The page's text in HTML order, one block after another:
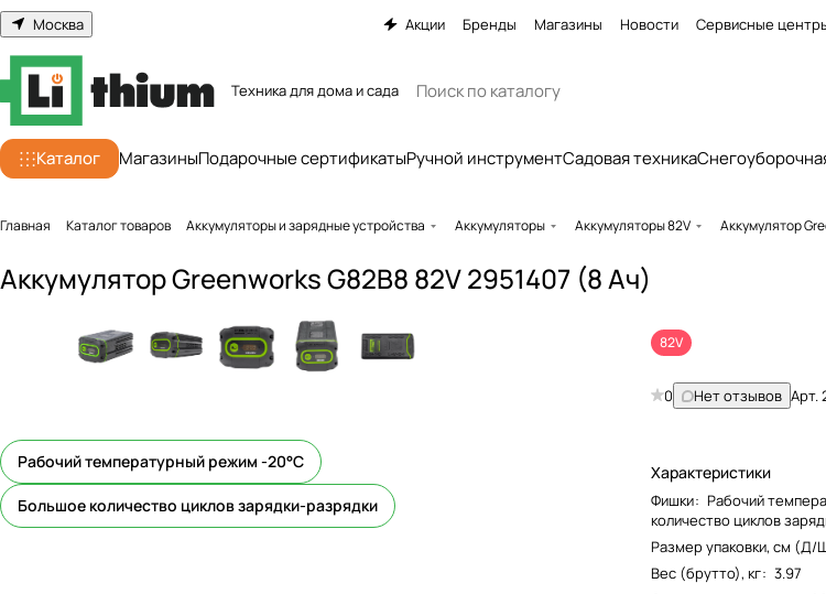
Москва Акции Бренды Магазины Новости Сервисные
Техника для дома и сада
Каталог МагазиныПодарочные сертификатыРучной инструментСадовая техника
Главная Каталог товаров Аккумуляторы и зарядные устройства Аккумуляторы Аккумуляторы 82V Аккумулятор
Аккумулятор Greenworks G82B8 82V 2951407 (8 Ач)
Рабочий температурный режим -20°С
Большое количество циклов зарядки-разрядки
82V
0 Нет отзывов Арт.
Характеристики
Фишки: Рабочий
количество циклов
Размер упаковки, см
Вес (брутто), кг: 3.97